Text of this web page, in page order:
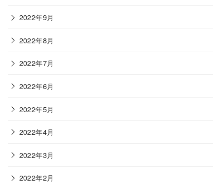
2022年9月
2022年8月
2022年7月
2022年6月
2022年5月
2022年4月
2022年3月
2022年2月